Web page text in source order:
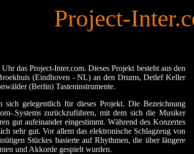
Project-
das Project-Inter.com. Dieses Projekt besteht aus den
(Eindhoven - NL) an den Drums, Detlef Keller
(Berlin) Tasteninstrumente.
gelegentlich für dieses Projekt. Die Bezeichnung
.Systems zurückzuführen, mit dem sich die Musiker
gut aufeinander eingestimmt. Während des Konzertes
sehr gut. Vor allem das elektronische Schlagzeug von
Stückes basierte auf Rhythmen, die über längere
und Akkorde gespielt wurden.